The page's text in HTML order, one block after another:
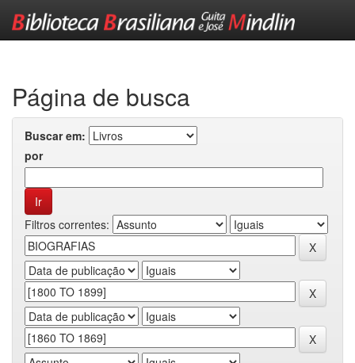
Página de busca
Buscar em:
por
Filtros correntes: